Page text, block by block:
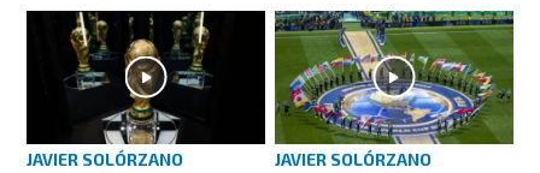
JAVIER SOLÓRZANO
JAVIER SOLÓRZANO